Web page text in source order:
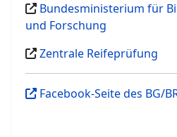
Bundesministerium für
und Forschung
Zentrale Reifeprüfung
Facebook-Seite des BG/